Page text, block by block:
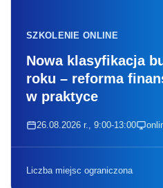
SZKOLENIE ONLINE
Nowa klasyfikacja
roku – reforma
w praktyce
26.08.2026 r., 9:00-13:00
Liczba miejsc ograniczona